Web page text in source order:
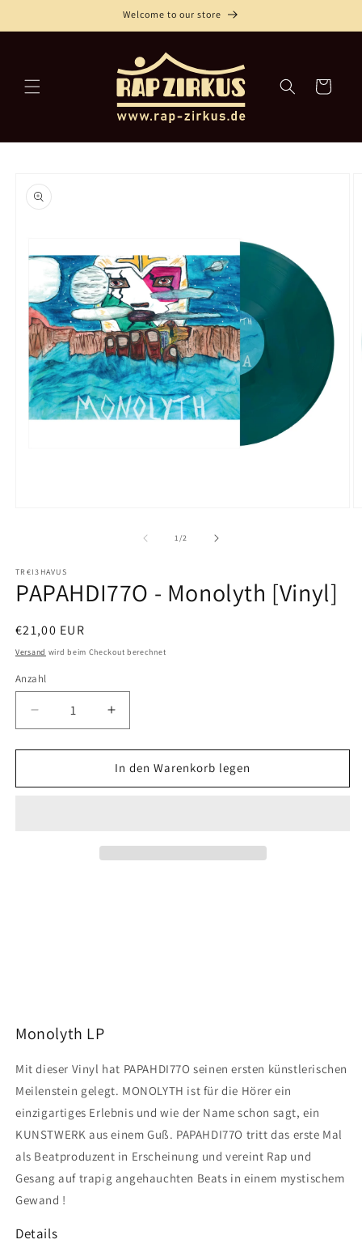
Inhalt
Welcome to our store
Warenkorb
1/von
2
TR€I3HAVUS
PAPAHDI77O - Monolyth [Vinyl]
Normaler
Preis
€21,00 EUR
Versand wird beim Checkout berechnet
Anzahl
Verringere
die
Menge
PAPAHDI77O
Erhöhe
die
Menge
für
PAPAHDI77O
In den Warenkorb legen
Monolyth LP
Mit dieser Vinyl hat PAPAHDI77O seinen ersten künstlerischen
Meilenstein gelegt. MONOLYTH ist für die Hörer ein
einzigartiges Erlebnis und wie der Name schon sagt, ein
KUNSTWERK aus einem Guß. PAPAHDI77O tritt das erste Mal
als Beatproduzent in Erscheinung und vereint Rap und
Gesang auf trapig angehauchten Beats in einem mystischem
Gewand !
Details